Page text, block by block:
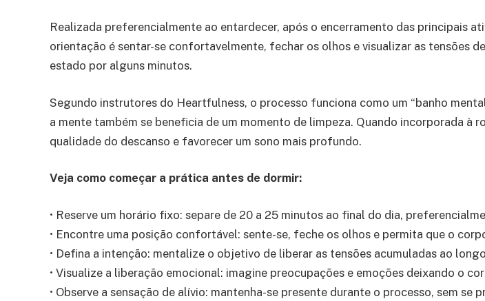
Realizada preferencialmente ao entardecer, após o encerramento das principais
orientação é sentar-se confortavelmente, fechar os olhos e visualizar as tensões
estado por alguns minutos.
Segundo instrutores do Heartfulness, o processo funciona como um “banho
a mente também se beneficia de um momento de limpeza. Quando incorporada
qualidade do descanso e favorecer um sono mais profundo.
Veja como começar a prática antes de dormir:
• Reserve um horário fixo: separe de 20 a 25 minutos ao final do dia,
• Encontre uma posição confortável: sente-se, feche os olhos e permita que o
• Defina a intenção: mentalize o objetivo de liberar as tensões acumuladas ao
• Visualize a liberação emocional: imagine preocupações e emoções deixando o
• Observe a sensação de alívio: mantenha-se presente durante o processo, sem se